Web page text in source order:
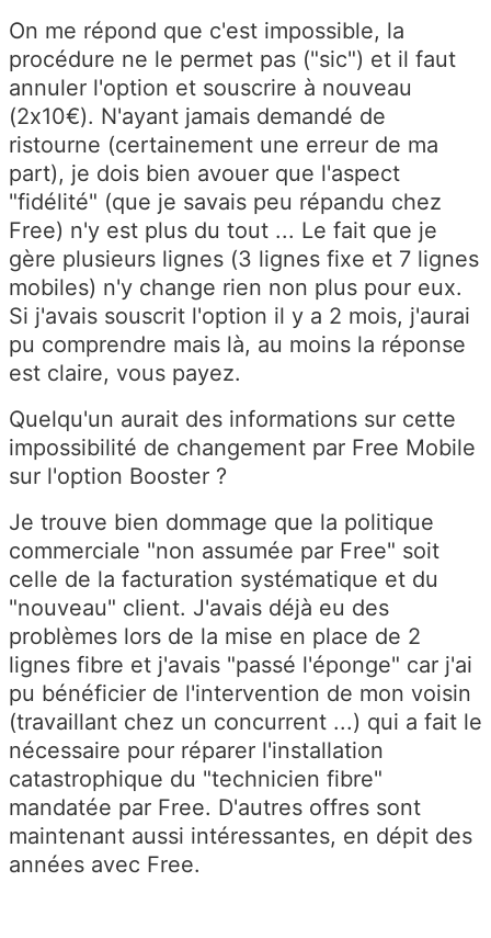
On me répond que c'est impossible, la
procédure ne le permet pas ("sic") et il faut
annuler l'option et souscrire à nouveau
(2x10€). N'ayant jamais demandé de
ristourne (certainement une erreur de ma
part), je dois bien avouer que l'aspect
"fidélité" (que je savais peu répandu chez
Free) n'y est plus du tout ... Le fait que je
gère plusieurs lignes (3 lignes fixe et 7 lignes
mobiles) n'y change rien non plus pour eux.
Si j'avais souscrit l'option il y a 2 mois, j'aurai
pu comprendre mais là, au moins la réponse
est claire, vous payez.
Quelqu'un aurait des informations sur cette
impossibilité de changement par Free Mobile
sur l'option Booster ?
Je trouve bien dommage que la politique
commerciale "non assumée par Free" soit
celle de la facturation systématique et du
"nouveau" client. J'avais déjà eu des
problèmes lors de la mise en place de 2
lignes fibre et j'avais "passé l'éponge" car j'ai
pu bénéficier de l'intervention de mon voisin
(travaillant chez un concurrent ...) qui a fait le
nécessaire pour réparer l'installation
catastrophique du "technicien fibre"
mandatée par Free. D'autres offres sont
maintenant aussi intéressantes, en dépit des
années avec Free.